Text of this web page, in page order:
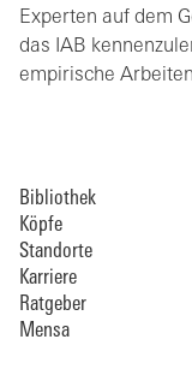
Experten auf dem
das IAB
empirische
Bibliothek
Köpfe
Standorte
Karriere
Ratgeber
Mensa